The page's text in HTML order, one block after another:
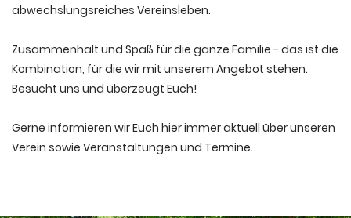
abwechslungsreiches Vereinsleben.
Zusammenhalt und Spaß für die ganze Familie - das ist die
Kombination, für die wir mit unserem Angebot stehen.
Besucht uns und überzeugt Euch!
Gerne informieren wir Euch hier immer aktuell über unseren
Verein sowie Veranstaltungen und Termine.